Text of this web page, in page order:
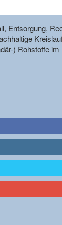
Entsorgung,
) Rohstoffe